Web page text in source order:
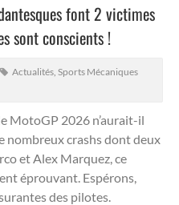
font 2 victimes
sont conscients !
Actualités Sports Mécaniques
MotoGP 2026 n’aurait-il
nombreux crashs dont deux
et Alex Marquez, ce
éprouvant. Espérons,
des pilotes.